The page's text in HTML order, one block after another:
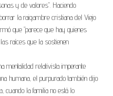
y de valores". Haciendo
la raigambre cristiana del Viejo
que "parece que hay quienes
raíces que la sostienen
mentalidad relativista imperante
humana, el purpurado también dijo
cuando la familia no está lo